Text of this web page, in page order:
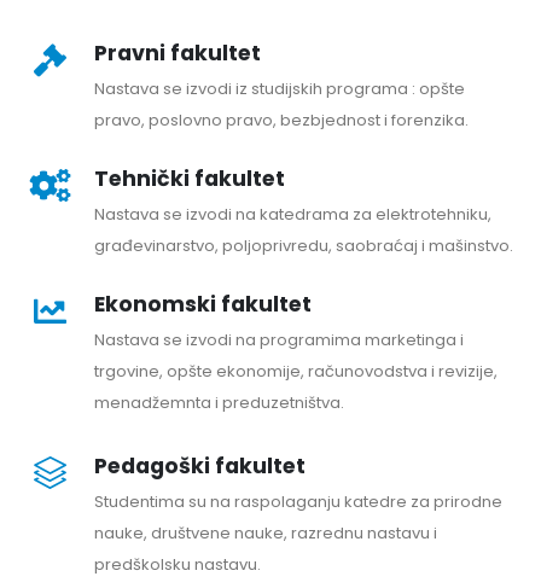
Pravni fakultet
Nastava se izvodi iz studijskih programa : opšte
pravo, poslovno pravo, bezbjednost i forenzika.
Tehnički fakultet
Nastava se izvodi na katedrama za elektrotehniku,
građevinarstvo, poljoprivredu, saobraćaj i mašinstvo.
Ekonomski fakultet
Nastava se izvodi na programima marketinga i
trgovine, opšte ekonomije, računovodstva i revizije,
menadžemnta i preduzetništva.
Pedagoški fakultet
Studentima su na raspolaganju katedre za prirodne
nauke, društvene nauke, razrednu nastavu i
predškolsku nastavu.